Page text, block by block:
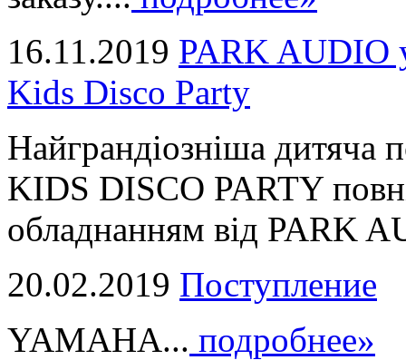
16.11.2019 PARK AUDIO
Kids Disco Party
Найграндіозніша дитяча
KIDS DISCO PARTY
обладнанням від PARK
20.02.2019 Поступление
YAMAHA... подробнее»